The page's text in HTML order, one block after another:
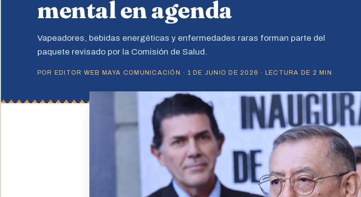
mental en agenda
Vapeadores, bebidas energéticas y enfermedades raras forman parte del
paquete revisado por la Comisión de Salud.
POR EDITOR WEB MAYA COMUNICACIÓN · 1 DE JUNIO DE 2026 · LECTURA DE 2 MIN